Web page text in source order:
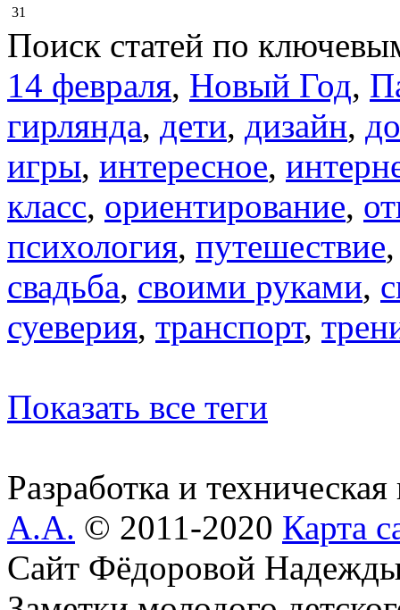
31
Поиск статей по
14 февраля, Новый Год,
гирлянда, дети, дизайн,
игры, интересное,
класс, ориентирование,
психология, путешествие
свадьба, своими руками,
суеверия, транспорт,
Показать все теги
Разработка и
А.А. © 2011-2020 Карта
Сайт Фёдоровой